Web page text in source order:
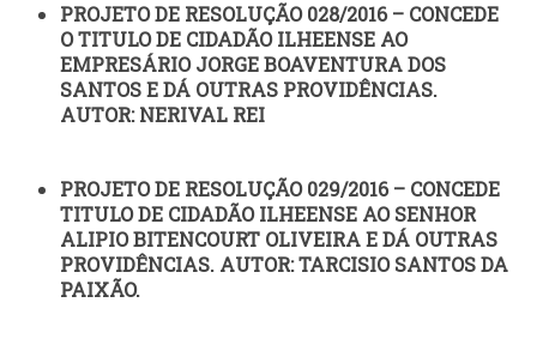
PROJETO DE RESOLUÇÃO 028/2016 – CONCEDE
O TITULO DE CIDADÃO ILHEENSE AO
EMPRESÁRIO JORGE BOAVENTURA DOS
SANTOS E DÁ OUTRAS PROVIDÊNCIAS.
AUTOR: NERIVAL REI
PROJETO DE RESOLUÇÃO 029/2016 – CONCEDE
TITULO DE CIDADÃO ILHEENSE AO SENHOR
ALIPIO BITENCOURT OLIVEIRA E DÁ OUTRAS
PROVIDÊNCIAS. AUTOR: TARCISIO SANTOS DA
PAIXÃO.